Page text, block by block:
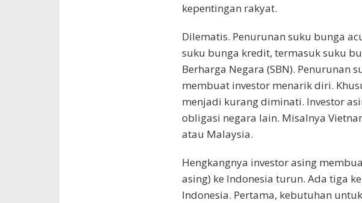
kepentingan rakyat.
Dilematis. Penurunan suku bunga
suku bunga kredit, termasuk suku
Berharga Negara (SBN). Penurunan
membuat investor menarik diri.
menjadi kurang diminati. Investor
obligasi negara lain. Misalnya
atau Malaysia.
Hengkangnya investor asing
asing) ke Indonesia turun. Ada tiga
Indonesia. Pertama, kebutuhan